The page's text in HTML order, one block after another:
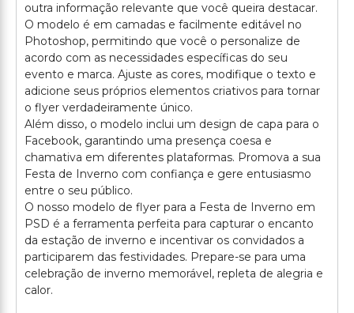
outra informação relevante que você queira destacar.
O modelo é em camadas e facilmente editável no
Photoshop, permitindo que você o personalize de
acordo com as necessidades específicas do seu
evento e marca. Ajuste as cores, modifique o texto e
adicione seus próprios elementos criativos para tornar
o flyer verdadeiramente único.
Além disso, o modelo inclui um design de capa para o
Facebook, garantindo uma presença coesa e
chamativa em diferentes plataformas. Promova a sua
Festa de Inverno com confiança e gere entusiasmo
entre o seu público.
O nosso modelo de flyer para a Festa de Inverno em
PSD é a ferramenta perfeita para capturar o encanto
da estação de inverno e incentivar os convidados a
participarem das festividades. Prepare-se para uma
celebração de inverno memorável, repleta de alegria e